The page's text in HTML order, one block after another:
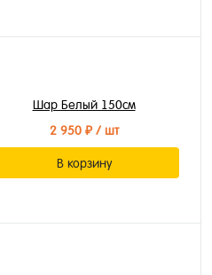
Шар Белый 150см
2 950 ₽/ шт
В корзину